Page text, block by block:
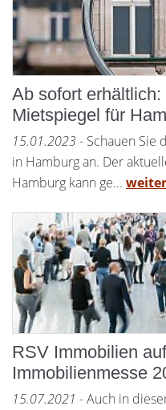
Ab sofort
Mietspiegel für
15.01.2023- Schauen Sie
in Hamburg an. Der
Hamburg kann ge... weiter
RSV Immobilien
Immobilienmesse
15.07.2021 - Auch in